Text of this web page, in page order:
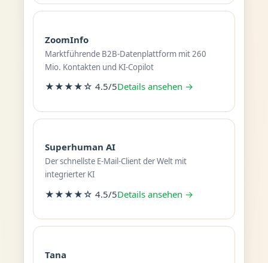
ZoomInfo
Marktführende B2B-Datenplattform mit 260
Mio. Kontakten und KI-Copilot
★★★★☆ 4.5/5Details ansehen →
Superhuman AI
Der schnellste E-Mail-Client der Welt mit
integrierter KI
★★★★☆ 4.5/5Details ansehen →
Tana